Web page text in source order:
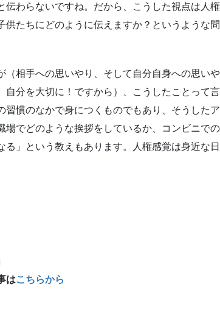
わらないですね。だから、こうした視点は人
たちにどのように伝えますか？というような
（相手への思いやり、そして自分自身への思い
自分を大切に！ですから）、こうしたことって
習慣のなかで身につくものでもあり、そうした
でどのような挨拶をしているか、コンビニで
」という教えもあります。人権感覚は身近な
はこちらから